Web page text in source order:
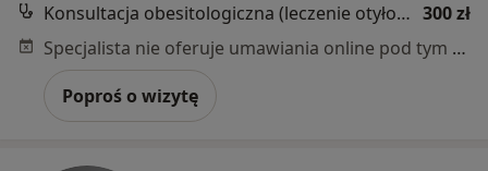
Konsultacja obesitologiczna (leczenie otyłości) 300 zł
Specjalista nie oferuje umawiania online pod tym adresem.
Poproś o wizytę